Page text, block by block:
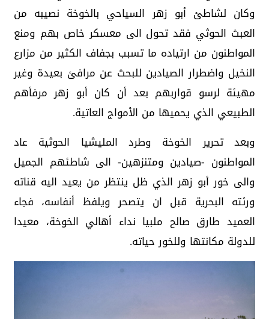
وكان لشاطئ أبو زهر السياحي بالخوخة نصيبه من
العبث الحوثي فقد تحول الى معسكر خاص بهم ومنع
المواطنون من ارتياده ما تسبب بجفاف الكثير من مزارع
النخيل واضطرار الصيادين للبحث عن مرافئ بعيدة وغير
مهيئة لرسو قواربهم بعد أن كان أبو زهر مرفأهم
الطبيعي الذي يحميها من الأمواج العاتية.
وبعد تحرير الخوخة وطرد المليشيا الحوثية عاد
المواطنون -صيادين ومتنزهين- الى شاطئهم الجميل
والى خور أبو زهر الذي ظل ينتظر من يعيد اليه قناته
ورئته البحرية قبل ان يتصحر ويلفظ أنفاسه، فجاء
العميد طارق صالح ملبيا نداء أهالي الخوخة، معيدا
للدولة مكانتها وللخور حياته.